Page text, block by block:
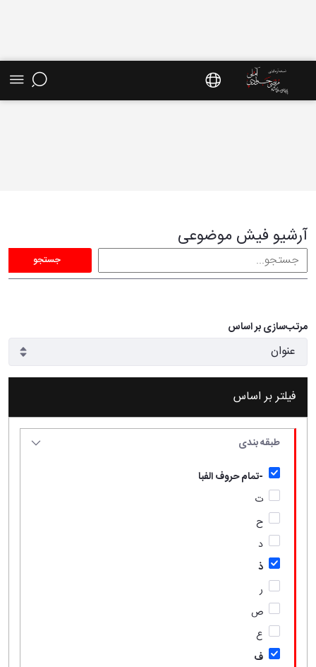
آرشیو فیش موضوعی
جستجو
مرتب‌سازی بر اساس
فیلتر بر اساس
طبقه بندی
-تمام حروف الفبا
ت
ح
د
ذ
ر
ص
ع
ف